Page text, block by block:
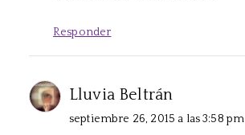
Responder
Lluvia Beltrán
septiembre 26, 2015 a las 3:58 pm